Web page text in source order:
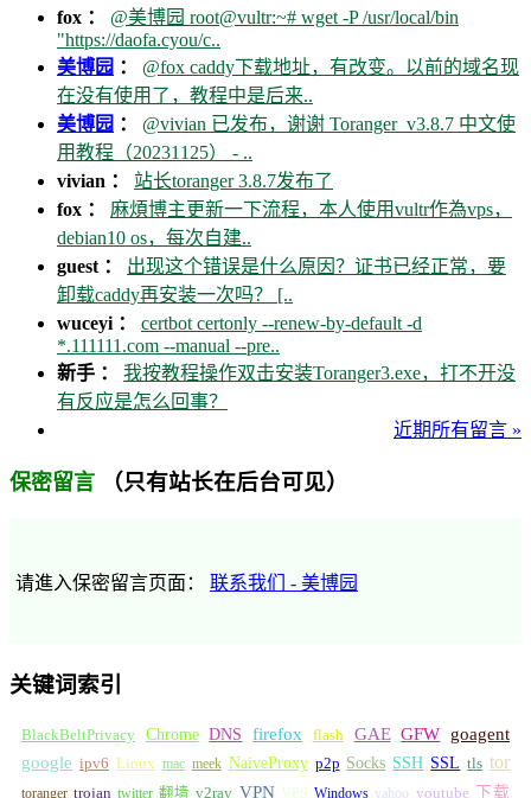
fox ： @美博园 root@vultr:~# wget -P /usr/local/bin
"https://daofa.cyou/c..
美博园 ： @fox caddy下载地址，有改变。以前的域名现
在没有使用了，教程中是后来..
美博园 ： @vivian 已发布，谢谢 Toranger_v3.8.7 中文使
用教程（20231125） - ..
vivian ： 站长toranger 3.8.7发布了
fox ： 麻煩博主更新一下流程，本人使用vultr作為vps，
debian10 os，每次自建..
guest ： 出现这个错误是什么原因？证书已经正常，要
卸载caddy再安装一次吗？ [..
wuceyi ： certbot certonly --renew-by-default -d
*.111111.com --manual --pre..
新手 ： 我按教程操作双击安装Toranger3.exe，打不开没
有反应是怎么回事？
近期所有留言 »
保密留言 （只有站长在后台可见）
请進入保密留言页面： 联系我们 - 美博园
关键词索引
BlackBeltPrivacy Chrome DNS firefox flash GAE GFW
goagent
google ipv6 Linux mac meek NaiveProxy p2p Socks SSH SSL tls tor
toranger trojan twitter 翻墙 v2ray VPN VPS Windows yahoo youtube 下载